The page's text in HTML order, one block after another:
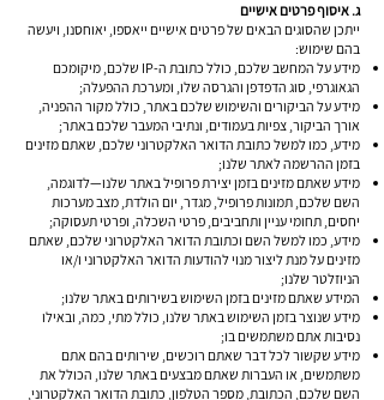
ג. איסוף פרטים אישיים
ייתכן שהסוגים הבאים של פרטים אישיים ייאספו, יאוחסנו, ויעשה
בהם שימוש:
מידע על המחשב שלכם, כול
ל כתובת ה-IP שלכם, מיקומכם
הגאוגרפי, סוג הדפדפן והגרסה שלו, ומערכת ההפעלה;
מידע על הביקורים והשימוש שלכם באתר, כולל מקור ההפניה,
אורך הביקור, צפיות בעמודים, ונתיבי המעבר שלכם באתר;
מידע, כמו למשל כתובת הדואר האלקטרוני שלכם, שאתם מזינים
בזמן ההרשמה לאתר שלנו;
מידע שאתם מזינים בזמן יצירת פרופיל באתר שלנו—לדוגמה,
השם שלכם, תמונות פרופיל, מגדר, יום הולדת, מצב מערכות
יחסים, תחומי עניין ותחביבים, פרטי השכלה, ופרטי תעסוקה;
מידע, כמו למשל השם וכתובת הדואר האלקטרוני שלכם, שאתם
מזינים על מנת ליצור מנוי להודעות הדואר האלקטרוני ו/או
הניוזלטר שלנו;
המידע שאתם מזינים בזמן השימוש בשירותים באתר שלנו;
מידע שנוצר בזמן השימוש באתר שלנו, כולל מתי, כמה, ובאילו
נסיבות אתם משתמשים בו;
מידע שקשור לכל דבר שאתם רוכשים, שירותים בהם אתם
משתמשים, או העברות שאתם מבצעים באתר שלנו, הכולל את
השם שלכם, הכתובת, מספר הטלפון, כתובת הדואר האלקטרוני,